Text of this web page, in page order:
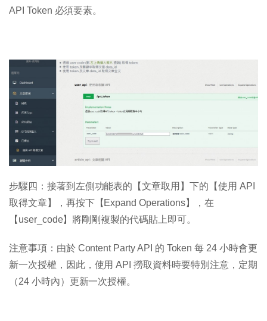
API Token 必須要素。
步驟四：接著到左側功能表的【文章取用】下的【使用 API
取得文章】，再按下【Expand Operations】，在
【user_code】將剛剛複製的代碼貼上即可。
注意事項：由於 Content Party API 的 Token 每 24 小時會更
新一次授權，因此，使用 API 撈取資料時要特別注意，定期
（24 小時內）更新一次授權。